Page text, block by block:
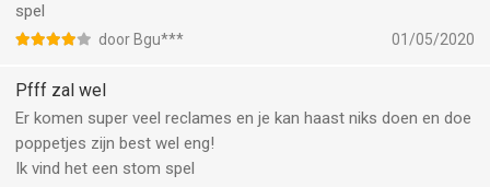
spel
door Bgu*** 01/05/2020
Pfff zal wel
Er komen super veel reclames en je kan haast niks doen en doe
poppetjes zijn best wel eng!
Ik vind het een stom spel